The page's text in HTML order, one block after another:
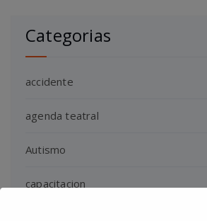
Categorias
accidente
agenda teatral
Autismo
capacitacion